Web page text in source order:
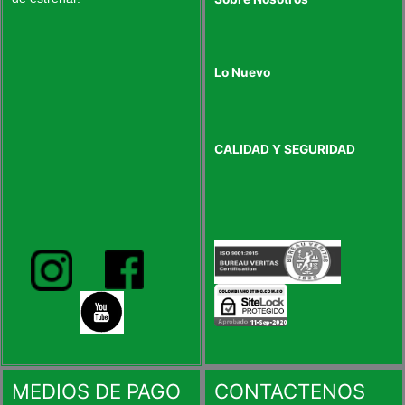
Lo Nuevo
CALIDAD Y SEGURIDAD
MEDIOS DE PAGO CONTACTENOS